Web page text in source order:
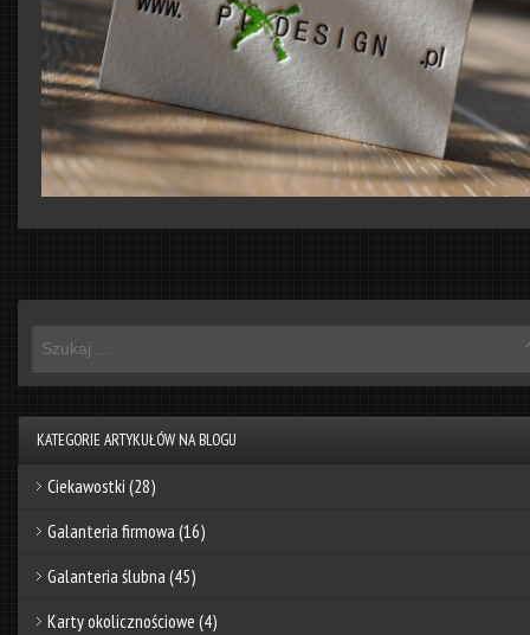
KATEGORIE ARTYKUŁÓW NA BLOGU
Ciekawostki (28)
Galanteria firmowa (16)
Galanteria ślubna (45)
Karty okolicznościowe (4)